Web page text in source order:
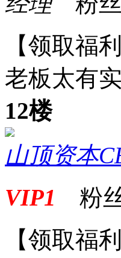
【领取福利
老板太有
12楼
山顶资本
VIP1 粉
【领取福利